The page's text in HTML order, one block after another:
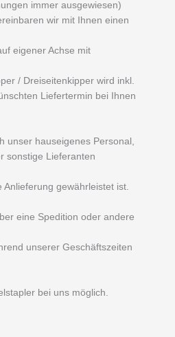
immer ausgewiesen)
wir mit Ihnen einen
eigener Achse mit
/ Dreiseitenkipper wird inkl.
Liefertermin bei Ihnen
unser hauseigenes Personal,
sonstige Lieferanten
gewährleistet ist.
eine Spedition oder andere
unserer Geschäftszeiten
bei uns möglich.